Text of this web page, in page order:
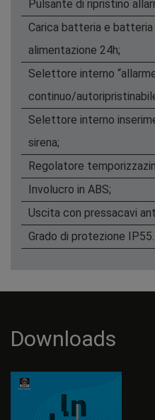
Pulsante di ripristino
Carica batteria e
alimentazione 24h;
Selettore interno
continuo/
Selettore interno
sirena;
Regolatore
Involucro in ABS;
Uscita con pressacavi
Grado di protezione IP55.
Downloads